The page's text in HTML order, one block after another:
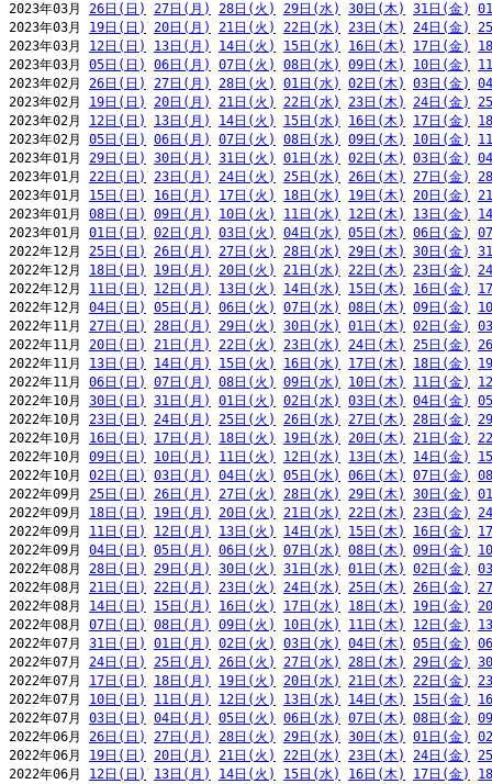
2023年03月 26日(日) 27日(月) 28日(火) 29日(水) 30日(木) 31日(金)
2023年03月 19日(日) 20日(月) 21日(火) 22日(水) 23日(木) 24日(金)
2023年03月 12日(日) 13日(月) 14日(火) 15日(水) 16日(木) 17日(金)
2023年03月 05日(日) 06日(月) 07日(火) 08日(水) 09日(木) 10日(金)
2023年02月 26日(日) 27日(月) 28日(火) 01日(水) 02日(木) 03日(金)
2023年02月 19日(日) 20日(月) 21日(火) 22日(水) 23日(木) 24日(金)
2023年02月 12日(日) 13日(月) 14日(火) 15日(水) 16日(木) 17日(金)
2023年02月 05日(日) 06日(月) 07日(火) 08日(水) 09日(木) 10日(金)
2023年01月 29日(日) 30日(月) 31日(火) 01日(水) 02日(木) 03日(金)
2023年01月 22日(日) 23日(月) 24日(火) 25日(水) 26日(木) 27日(金)
2023年01月 15日(日) 16日(月) 17日(火) 18日(水) 19日(木) 20日(金)
2023年01月 08日(日) 09日(月) 10日(火) 11日(水) 12日(木) 13日(金)
2023年01月 01日(日) 02日(月) 03日(火) 04日(水) 05日(木) 06日(金)
2022年12月 25日(日) 26日(月) 27日(火) 28日(水) 29日(木) 30日(金)
2022年12月 18日(日) 19日(月) 20日(火) 21日(水) 22日(木) 23日(金)
2022年12月 11日(日) 12日(月) 13日(火) 14日(水) 15日(木) 16日(金)
2022年12月 04日(日) 05日(月) 06日(火) 07日(水) 08日(木) 09日(金)
2022年11月 27日(日) 28日(月) 29日(火) 30日(水) 01日(木) 02日(金)
2022年11月 20日(日) 21日(月) 22日(火) 23日(水) 24日(木) 25日(金)
2022年11月 13日(日) 14日(月) 15日(火) 16日(水) 17日(木) 18日(金)
2022年11月 06日(日) 07日(月) 08日(火) 09日(水) 10日(木) 11日(金)
2022年10月 30日(日) 31日(月) 01日(火) 02日(水) 03日(木) 04日(金)
2022年10月 23日(日) 24日(月) 25日(火) 26日(水) 27日(木) 28日(金)
2022年10月 16日(日) 17日(月) 18日(火) 19日(水) 20日(木) 21日(金)
2022年10月 09日(日) 10日(月) 11日(火) 12日(水) 13日(木) 14日(金)
2022年10月 02日(日) 03日(月) 04日(火) 05日(水) 06日(木) 07日(金)
2022年09月 25日(日) 26日(月) 27日(火) 28日(水) 29日(木) 30日(金)
2022年09月 18日(日) 19日(月) 20日(火) 21日(水) 22日(木) 23日(金)
2022年09月 11日(日) 12日(月) 13日(火) 14日(水) 15日(木) 16日(金)
2022年09月 04日(日) 05日(月) 06日(火) 07日(水) 08日(木) 09日(金)
2022年08月 28日(日) 29日(月) 30日(火) 31日(水) 01日(木) 02日(金)
2022年08月 21日(日) 22日(月) 23日(火) 24日(水) 25日(木) 26日(金)
2022年08月 14日(日) 15日(月) 16日(火) 17日(水) 18日(木) 19日(金)
2022年08月 07日(日) 08日(月) 09日(火) 10日(水) 11日(木) 12日(金)
2022年07月 31日(日) 01日(月) 02日(火) 03日(水) 04日(木) 05日(金)
2022年07月 24日(日) 25日(月) 26日(火) 27日(水) 28日(木) 29日(金)
2022年07月 17日(日) 18日(月) 19日(火) 20日(水) 21日(木) 22日(金)
2022年07月 10日(日) 11日(月) 12日(火) 13日(水) 14日(木) 15日(金)
2022年07月 03日(日) 04日(月) 05日(火) 06日(水) 07日(木) 08日(金)
2022年06月 26日(日) 27日(月) 28日(火) 29日(水) 30日(木) 01日(金)
2022年06月 19日(日) 20日(月) 21日(火) 22日(水) 23日(木) 24日(金)
2022年06月 12日(日) 13日(月) 14日(火) 15日(水) 16日(木) 17日(金)